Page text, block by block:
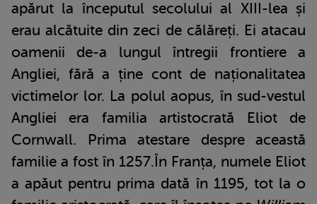
apărut la începutul secolului al XIII-lea și
erau alcătuite din zeci de călăreți. Ei atacau
oamenii de-a lungul întregii frontiere a
Angliei, fără a ține cont de naționalitatea
victimelor lor. La polul aopus, în sud-vestul
Angliei era familia artistocrată Eliot de
Cornwall. Prima atestare despre această
familie a fost în 1257.În Franța, numele Eliot
a apăut pentru prima dată în 1195, tot la o